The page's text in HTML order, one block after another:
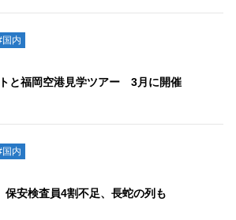
国内
と福岡空港見学ツアー 3月に開催
国内
安検査員4割不足、長蛇の列も